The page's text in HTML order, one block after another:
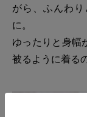
がら、ふんわ
に。
ゆったりと身幅
被るように着る